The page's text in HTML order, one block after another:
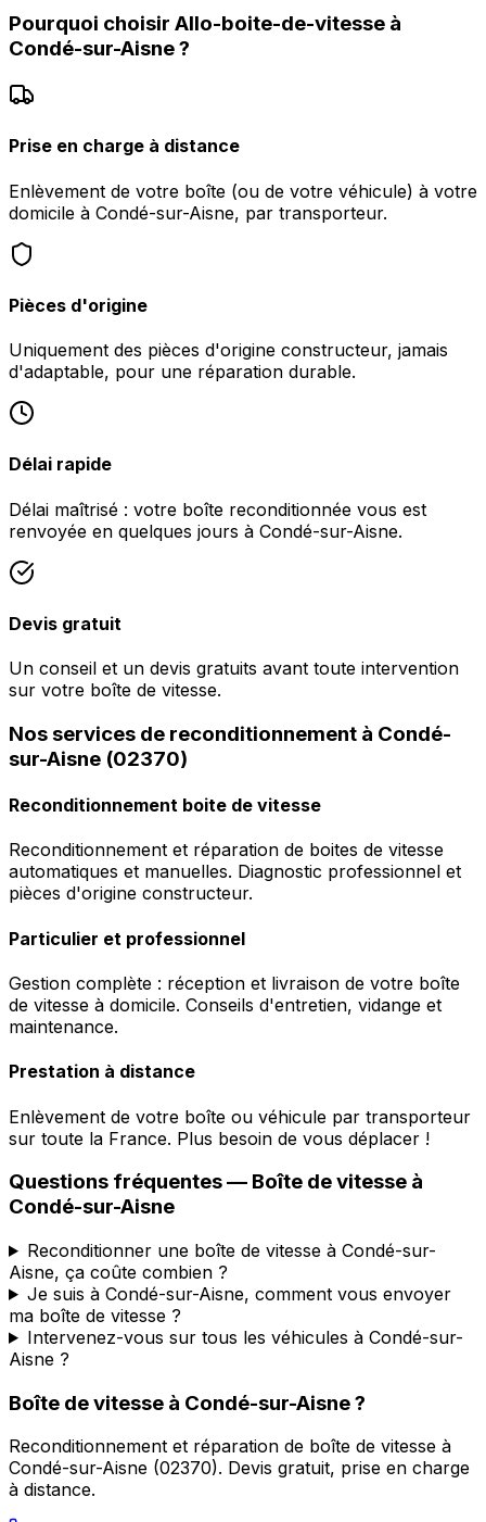
Pourquoi choisir Allo-boite-de-vitesse à
Condé-sur-Aisne?
Prise en charge à distance
Enlèvement de votre boîte (ou de votre véhicule) à votre
domicile à Condé-sur-Aisne, par transporteur.
Pièces d'origine
Uniquement des pièces d'origine constructeur, jamais
d'adaptable, pour une réparation durable.
Délai rapide
Délai maîtrisé : votre boîte reconditionnée vous est
renvoyée en quelques jours à Condé-sur-Aisne.
Devis gratuit
Un conseil et un devis gratuits avant toute intervention
sur votre boîte de vitesse.
Nos services de reconditionnement à Condé-
sur-Aisne (02370)
Reconditionnement boite de vitesse
Reconditionnement et réparation de boites de vitesse
automatiques et manuelles. Diagnostic professionnel et
pièces d'origine constructeur.
Particulier et professionnel
Gestion complète : réception et livraison de votre boîte
de vitesse à domicile. Conseils d'entretien, vidange et
maintenance.
Prestation à distance
Enlèvement de votre boîte ou véhicule par transporteur
sur toute la France. Plus besoin de vous déplacer !
Questions fréquentes — Boîte de vitesse à
Condé-sur-Aisne
Reconditionner une boîte de vitesse à Condé-sur-
Aisne, ça coûte combien ?
Je suis à Condé-sur-Aisne, comment vous envoyer
ma boîte de vitesse ?
Intervenez-vous sur tous les véhicules à Condé-sur-
Aisne ?
Boîte de vitesse à Condé-sur-Aisne?
Reconditionnement et réparation de boîte de vitesse à
Condé-sur-Aisne (02370). Devis gratuit, prise en charge
à distance.